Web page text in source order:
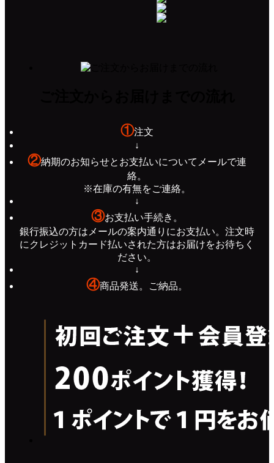
①注文
↓
②納期のお知らせとお支払いについてメールで連
絡。
※在庫の有無をご連絡。
↓
③お支払い手続き。
銀行振込の方はメールの案内通りにお支払い。注文時
にクレジットカード払いされた方はお届けをお待ちく
ださい。
↓
④商品発送。ご納品。